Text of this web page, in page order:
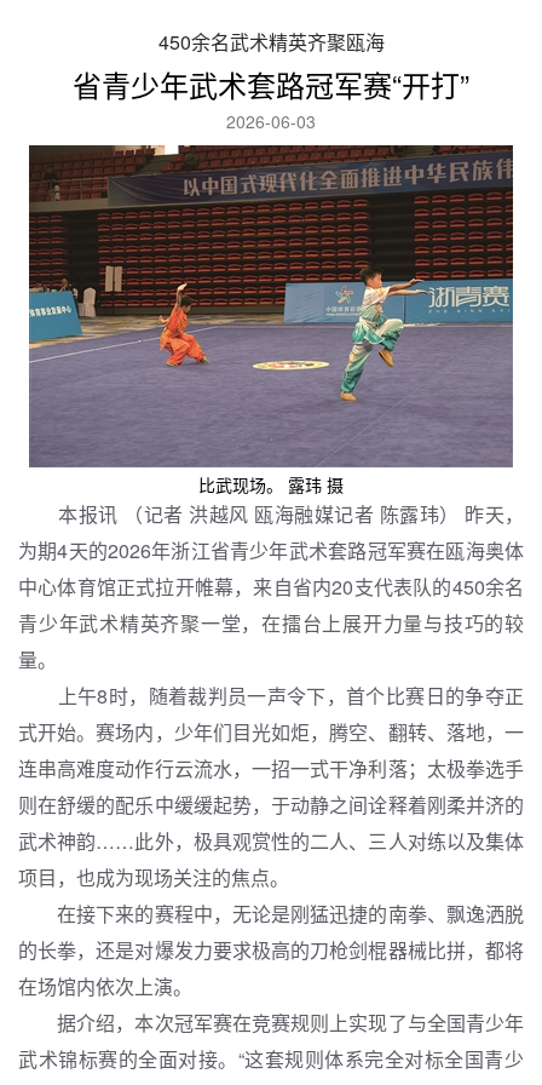
450余名武术精英齐聚瓯海
省青少年武术套路冠军赛“开打”
2026-06-03
比武现场。 露玮 摄
本报讯 （记者 洪越风 瓯海融媒记者 陈露玮） 昨天，
为期4天的2026年浙江省青少年武术套路冠军赛在瓯海奥体
中心体育馆正式拉开帷幕，来自省内20支代表队的450余名
青少年武术精英齐聚一堂，在擂台上展开力量与技巧的较
量。
上午8时，随着裁判员一声令下，首个比赛日的争夺正
式开始。赛场内，少年们目光如炬，腾空、翻转、落地，一
连串高难度动作行云流水，一招一式干净利落；太极拳选手
则在舒缓的配乐中缓缓起势，于动静之间诠释着刚柔并济的
武术神韵……此外，极具观赏性的二人、三人对练以及集体
项目，也成为现场关注的焦点。
在接下来的赛程中，无论是刚猛迅捷的南拳、飘逸洒脱
的长拳，还是对爆发力要求极高的刀枪剑棍器械比拼，都将
在场馆内依次上演。
据介绍，本次冠军赛在竞赛规则上实现了与全国青少年
武术锦标赛的全面对接。“这套规则体系完全对标全国青少